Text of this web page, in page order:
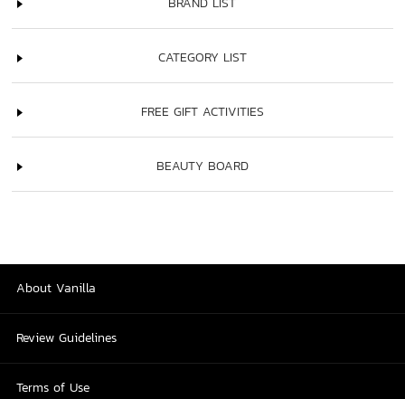
CATEGORY LIST
FREE GIFT ACTIVITIES
BEAUTY BOARD
About Vanilla
Review Guidelines
Terms of Use